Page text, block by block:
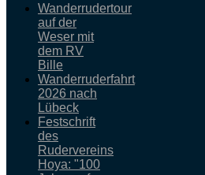
Wanderrudertour
auf der
Weser mit
dem RV
Bille
Wanderruderfahrt
2026 nach
Lübeck
Festschrift
des
Rudervereins
Hoya: "100